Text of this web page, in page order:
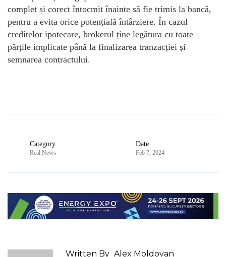
complet și corect întocmit înainte să fie trimis la bancă,
pentru a evita orice potențială întârziere. În cazul
creditelor ipotecare, brokerul ține legătura cu toate
părțile implicate până la finalizarea tranzacției și
semnarea contractului.
Category
Real News
Date
Feb 7, 2024
Written By Alex Moldovan